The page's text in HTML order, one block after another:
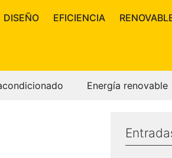
DISEÑO EFICIENCIA
Energía renovable